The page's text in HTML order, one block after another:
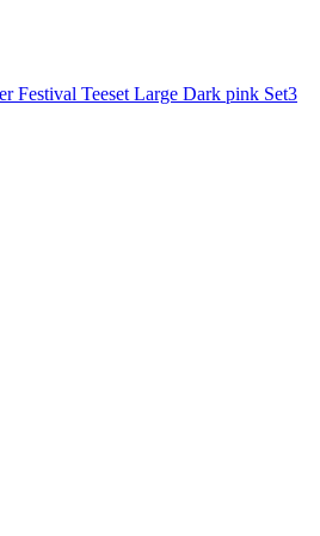
Festival Teeset Large Dark pink Set3